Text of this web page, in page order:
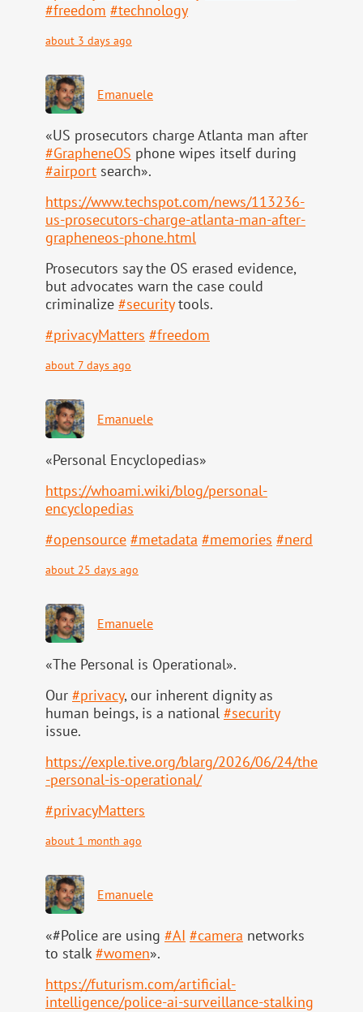
#freedom #technology
about 3 days ago
Emanuele
«US prosecutors charge Atlanta man after
#GrapheneOS phone wipes itself during
#airport search».
https://www.techspot.com/news/113236-
us-prosecutors-charge-atlanta-man-after-
grapheneos-phone.html
Prosecutors say the OS erased evidence,
but advocates warn the case could
criminalize #securitytools.
#privacyMatters #freedom
about 7 days ago
Emanuele
«Personal Encyclopedias»
https://whoami.wiki/blog/personal-
encyclopedias
#opensource #metadata #memories #nerd
about 25 days ago
Emanuele
«The Personal is Operational».
Our #privacy, our inherent dignity as
human beings, is a national #security
issue.
https://exple.tive.org/blarg/2026/06/24/the
-personal-is-operational/
#privacyMatters
about 1 month ago
Emanuele
«#Police are using #AI #camera networks
to stalk #women».
https://futurism.com/artificial-
intelligence/police-ai-surveillance-stalking